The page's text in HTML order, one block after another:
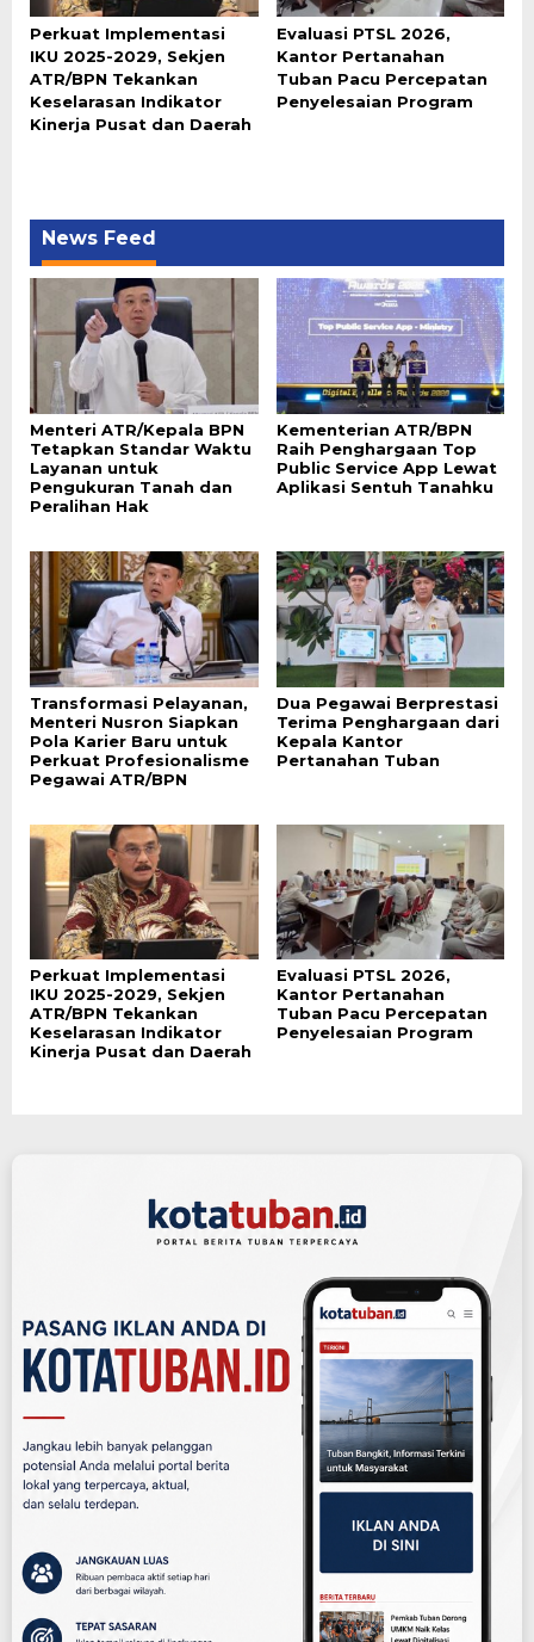
Perkuat Implementasi
IKU 2025-2029, Sekjen
ATR/BPN Tekankan
Keselarasan Indikator
Kinerja Pusat dan Daerah
Evaluasi PTSL 2026,
Kantor Pertanahan
Tuban Pacu Percepatan
Penyelesaian Program
News Feed
Menteri ATR/Kepala BPN
Tetapkan Standar Waktu
Layanan untuk
Pengukuran Tanah dan
Peralihan Hak
Kementerian ATR/BPN
Raih Penghargaan Top
Public Service App Lewat
Aplikasi Sentuh Tanahku
Transformasi Pelayanan,
Menteri Nusron Siapkan
Pola Karier Baru untuk
Perkuat Profesionalisme
Pegawai ATR/BPN
Dua Pegawai Berprestasi
Terima Penghargaan dari
Kepala Kantor
Pertanahan Tuban
Perkuat Implementasi
IKU 2025-2029, Sekjen
ATR/BPN Tekankan
Keselarasan Indikator
Kinerja Pusat dan Daerah
Evaluasi PTSL 2026,
Kantor Pertanahan
Tuban Pacu Percepatan
Penyelesaian Program